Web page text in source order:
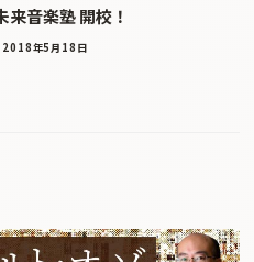
来音楽塾 開校！
2018年5月18日